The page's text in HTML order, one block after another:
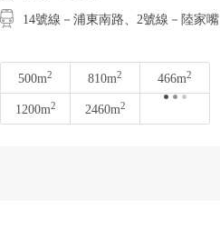
14號線－浦東南路、2號線－陸家嘴
500m2 810m2 466m2
1200m2 2460m2